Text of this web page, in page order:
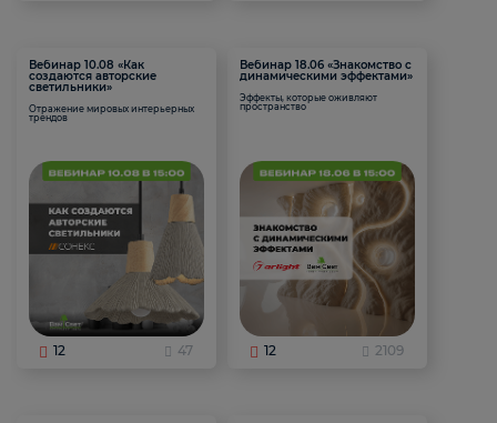
Вебинар 10.08 «Как
создаются авторские
светильники»
Отражение мировых интерьерных
трендов
12 47
Вебинар 18.06 «Знакомство с
динамическими эффектами»
Эффекты, которые оживляют
пространство
12 2109